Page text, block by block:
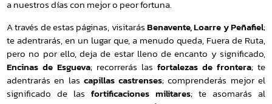
a nuestros días con mejor o peor fortuna.
A través de estas páginas, visitarásBenavente, Loarre y Peñafiel;
te adentrarás, en un lugar que, a menudo queda, Fuera de Ruta,
pero no por ello, deja de estar lleno de encanto y significado,
Encinas de Esgueva; recorrerás las fortalezas de frontera; te
adentrarás en las capillas castrenses; comprenderás mejor el
significado de las fortificaciones militares; te asomarás al